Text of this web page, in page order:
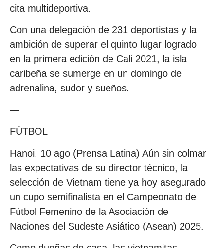
cita multideportiva.
Con una delegación de 231 deportistas y la
ambición de superar el quinto lugar logrado
en la primera edición de Cali 2021, la isla
caribeña se sumerge en un domingo de
adrenalina, sudor y sueños.
—
FÚTBOL
Hanoi, 10 ago (Prensa Latina) Aún sin colmar
las expectativas de su director técnico, la
selección de Vietnam tiene ya hoy asegurado
un cupo semifinalista en el Campeonato de
Fútbol Femenino de la Asociación de
Naciones del Sudeste Asiático (Asean) 2025.